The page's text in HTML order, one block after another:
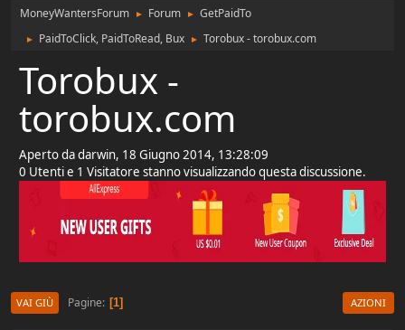
MoneyWantersForum ► Forum ► GetPaidTo
► PaidToClick, PaidToRead, Bux ► Torobux - torobux.com
Torobux -
torobux.com
Aperto da darwin, 18 Giugno 2014, 13:28:09
0 Utenti e 1 Visitatore stanno visualizzando questa discussione.
VAI GIÙ Pagine 1 AZIONI